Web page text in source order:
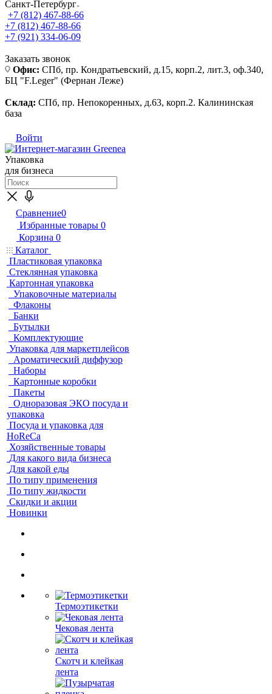
Санкт-Петербург
+7 (812) 467-88-66
+7 (812) 467-88-66
+7 (921) 334-06-09
Заказать звонок
Офис: СПб, пр. Кондратьевский, д.15, корп.2, лит.3, оф.340,
БЦ "F.Leger" (Фернан Леже)
Склад: СПб, пр. Непокоренных, д.63, корп.2. Калининская
база
Войти
Упаковка
для бизнеса
Сравнение0
Избранные товары 0
Корзина 0
Каталог
Пластиковая упаковка
Стеклянная упаковка
Картонная упаковка
Упаковочные материалы
Флаконы
Банки
Бутылки
Комплектующие
Упаковка для маркетплейсов
Ароматический диффузор
Наборы
Картонные коробки
Пакеты
Одноразовая ЭКО посуда и
упаковка
Посуда и упаковка для
HoReCa
Хозяйственные товары
Для какого вида бизнеса
Для какой еды
По типу применения
По типу жидкости
Скидки и акции
Новинки
Термоэтикетки
Чековая лента
Скотч и клейкая
лента